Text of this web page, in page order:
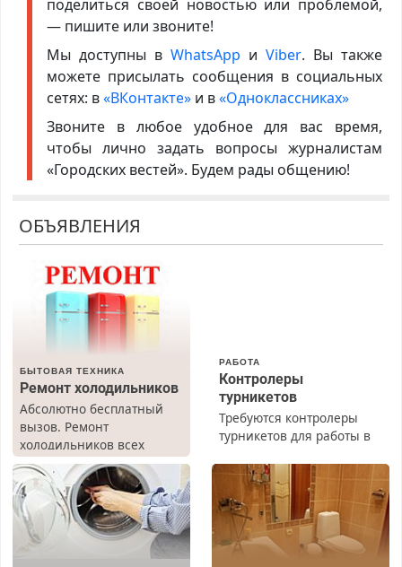
поделиться своей новостью или проблемой,
— пишите или звоните!
Мы доступны в WhatsApp иViber. Вы также
можете присылать сообщения в социальных
сетях: в«ВКонтакте»и в«Одноклассниках»
Звоните в любое удобное для вас время,
чтобы лично задать вопросы журналистам
«Городских вестей». Будем рады общению!
ОБЪЯВЛЕНИЯ
БЫТОВАЯ ТЕХНИКА
Ремонт холодильников
Абсолютно бесплатный
вызов. Ремонт
холодильников всех
марок на дому, с
гарантией. Все р-ны.
Срочно. Без выходных.
Пенсионерам – скидки до
40%. Мастер со стажем.
РАБОТА
Контролеры
турникетов
Требуются контролеры
турникетов для работы в
(мужчины, женщины).
Прием по ТК РФ. График
работы любой.
Бесплатное проживание.
З/п – до 96000 рублей до